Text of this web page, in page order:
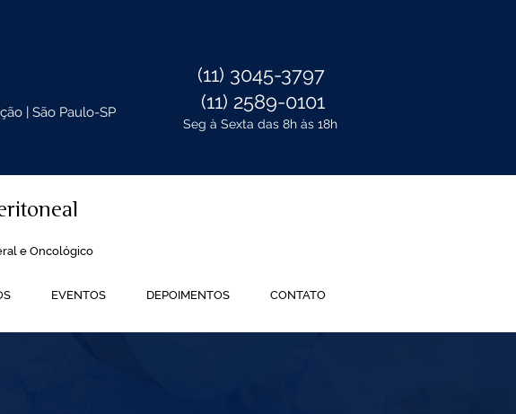
| São Paulo-SP
(11) 3045-3797
(11) 2589-0101
Seg à Sexta das 8h às 18h
e Oncológico
EVENTOS DEPOIMENTOS CONTATO